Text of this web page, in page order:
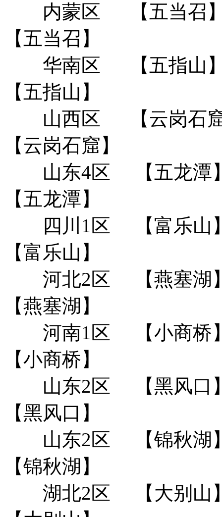
内蒙区
【五当
【五当召】
华南区
【五指
【五指山】
山西区
【云岗石
【云岗石窟】
山东4区
【五龙
【五龙潭】
四川1区
【富乐
【富乐山】
河北2区
【燕塞
【燕塞湖】
河南1区
【小商
【小商桥】
山东2区
【黑风
【黑风口】
山东2区
【锦秋
【锦秋湖】
湖北2区
【大别